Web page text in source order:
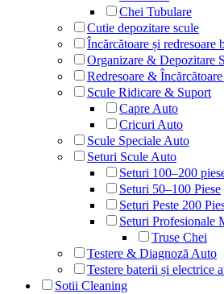
Chei Tubulare
Cutie depozitare scule
Încărcătoare și redresoare
Organizare & Depozitare
Redresoare &
Scule Ridicare & Suport
Capre Auto
Cricuri Auto
Scule Speciale Auto
Seturi Scule Auto
Seturi 100–200
Seturi 50–100 Piese
Seturi Peste 200
Seturi Profesionale
Truse Chei
Testere & Diagnoză Auto
Testere baterii și electrice
Sotii Cleaning